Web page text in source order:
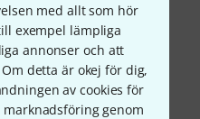
med allt som hör
exempel lämpliga
annonser och att
detta är okej för dig,
av cookies för
genom
30.11.2019